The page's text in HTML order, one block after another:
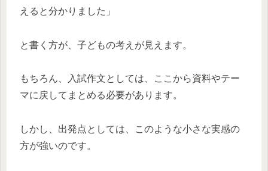
えると分かりました」
と書く方が、子どもの考えが見えます。
もちろん、入試作文としては、ここから資料やテー
マに戻してまとめる必要があります。
しかし、出発点としては、このような小さな実感の
方が強いのです。